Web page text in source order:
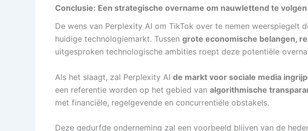
Conclusie: Een strategische overname om nauwlettend te volgen
De wens van Perplexity AI om TikTok over te nemen weerspiegelt
huidige technologiemarkt. Tussen grote economische belangen,
uitgesproken technologische ambities roept deze potentiële
Als het slaagt, zal Perplexity AI de markt voor sociale media
een referentie worden op het gebied van algorithmische
met financiële, regelgevende en concurrentiële obstakels.
Deze gedurfde onderneming zal een voorbeeld blijven van de